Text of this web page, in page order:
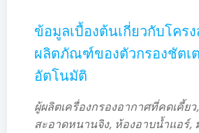
ข้อมูลเบื้องต้นเกี่ยวกับโครง
ผลิตภัณฑ์ของตัวกรองชัตเ
อัตโนมัติ
ผู้ผลิตเครื่องกรองอากาศที่คดเคี้ย
สะอาดหนานจิง, ห้องอาบน้ำแอร์,